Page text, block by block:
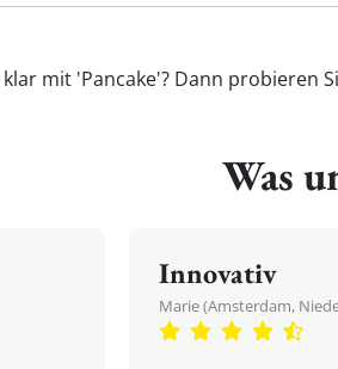
mit 'Pancake'? Dann probieren
Was
Innovativ
Marie (Amsterdam,